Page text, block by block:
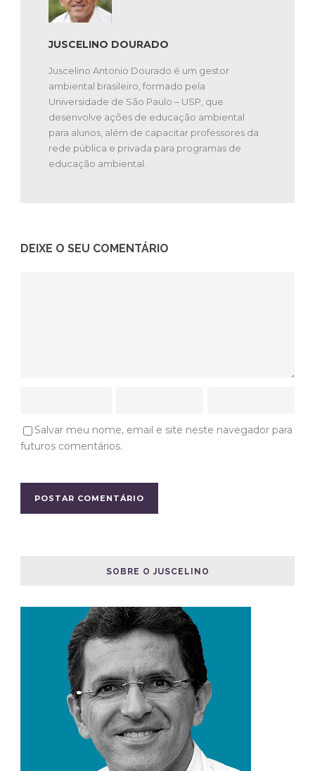
JUSCELINO DOURADO
Juscelino Antonio Dourado é um gestor
ambiental brasileiro, formado pela
Universidade de São Paulo – USP, que
desenvolve ações de educação ambiental
para alunos, além de capacitar professores da
rede pública e privada para programas de
educação ambiental.
DEIXE O SEU COMENTÁRIO
Salvar meu nome, email e site neste navegador para
futuros comentários.
SOBRE O JUSCELINO